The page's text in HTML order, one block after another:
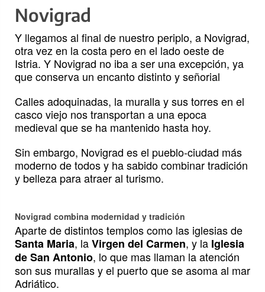
Novigrad
Y llegamos al final de nuestro periplo, a Novigrad,
otra vez en la costa pero en el lado oeste de
Istria. Y Novigrad no iba a ser una excepción, ya
que conserva un encanto distinto y señorial
Calles adoquinadas, la muralla y sus torres en el
casco viejo nos transportan a una epoca
medieval que se ha mantenido hasta hoy.
Sin embargo, Novigrad es el pueblo-ciudad más
moderno de todos y ha sabido combinar tradición
y belleza para atraer al turismo.
Novigrad combina modernidad y tradición
Aparte de distintos templos como las iglesias de
Santa Maria, laVirgen del Carmen, y la Iglesia
de San Antonio, lo que mas llaman la atención
son sus murallas y el puerto que se asoma al mar
Adriático.